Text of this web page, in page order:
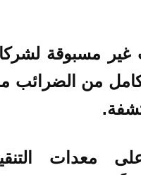
غير مسبوقة
من الضرائب
معدات